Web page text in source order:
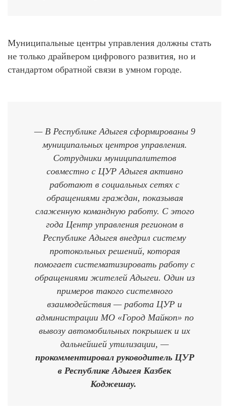
Муниципальные центры управления должны стать
не только драйвером цифрового развития, но и
стандартом обратной связи в умном городе.
— В Республике Адыгея сформированы 9
муниципальных центров управления.
Сотрудники муниципалитетов
совместно с ЦУР Адыгея активно
работают в социальных сетях с
обращениями граждан, показывая
слаженную командную работу. С этого
года Центр управления регионом в
Республике Адыгея внедрил систему
протокольных решений, которая
помогает систематизировать работу с
обращениями жителей Адыгеи. Один из
примеров такого системного
взаимодействия — работа ЦУР и
администрации МО «Город Майкоп» по
вывозу автомобильных покрышек и их
дальнейшей утилизации, —
прокомментировал руководитель ЦУР
в Республике Адыгея Казбек
Коджешау.